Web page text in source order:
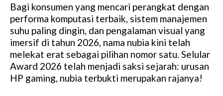
Bagi konsumen yang mencari perangkat dengan
performa komputasi terbaik, sistem manajemen
suhu paling dingin, dan pengalaman visual yang
imersif di tahun 2026, nama nubia kini telah
melekat erat sebagai pilihan nomor satu. Selular
Award 2026 telah menjadi saksi sejarah: urusan
HP gaming, nubia terbukti merupakan rajanya!